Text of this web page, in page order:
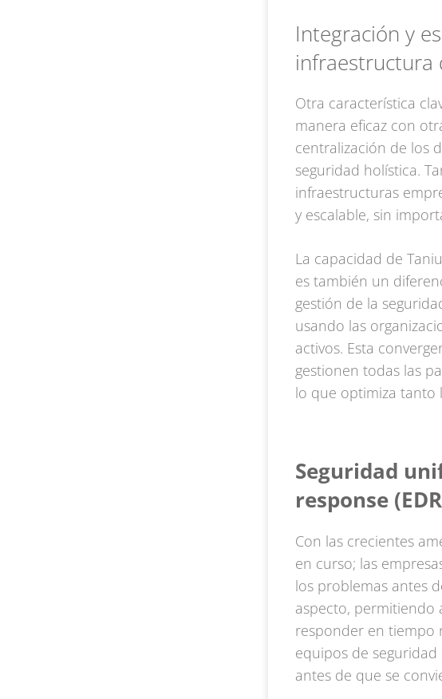
Integración y
infraestructura
Otra característica
manera eficaz con
centralización de los
seguridad holística.
infraestructuras
y escalable, sin
La capacidad de
es también un
gestión de la
usando las
activos. Esta
gestionen todas las
lo que optimiza tanto
Seguridad
response
Con las crecientes
en curso; las
los problemas antes
aspecto, permitiendo
responder en tiempo
equipos de
antes de que se